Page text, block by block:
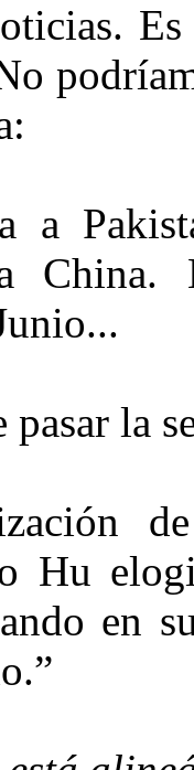
a
China.
pasar la
Hu
en